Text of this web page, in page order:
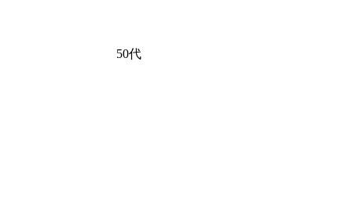
50代